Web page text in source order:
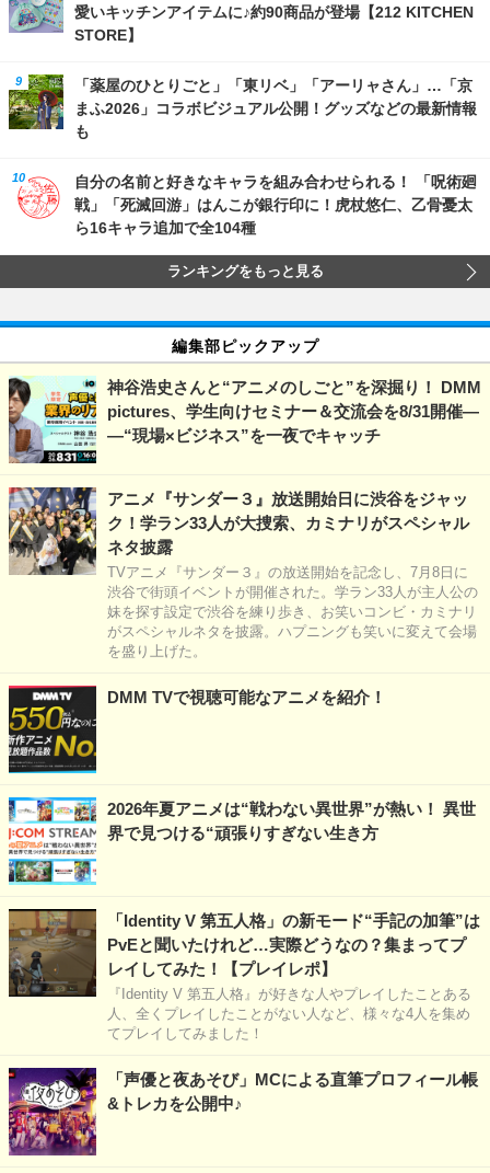
愛いキッチンアイテムに♪約90商品が登場【212 KITCHEN
STORE】
「薬屋のひとりごと」「東リベ」「アーリャさん」…「京
まふ2026」コラボビジュアル公開！グッズなどの最新情報
も
自分の名前と好きなキャラを組み合わせられる！ 「呪術廻
戦」「死滅回游」はんこが銀行印に！虎杖悠仁、乙骨憂太
ら16キャラ追加で全104種
ランキングをもっと見る
編集部ピックアップ
神谷浩史さんと“アニメのしごと”を深掘り！ DMM
pictures、学生向けセミナー＆交流会を8/31開催―
―“現場×ビジネス”を一夜でキャッチ
アニメ『サンダー３』放送開始日に渋谷をジャッ
ク！学ラン33人が大捜索、カミナリがスペシャル
ネタ披露
TVアニメ『サンダー３』の放送開始を記念し、7月8日に
渋谷で街頭イベントが開催された。学ラン33人が主人公の
妹を探す設定で渋谷を練り歩き、お笑いコンビ・カミナリ
がスペシャルネタを披露。ハプニングも笑いに変えて会場
を盛り上げた。
DMM TVで視聴可能なアニメを紹介！
2026年夏アニメは“戦わない異世界”が熱い！ 異世
界で見つける“頑張りすぎない生き方
「Identity V 第五人格」の新モード“手記の加筆”は
PvEと聞いたけれど…実際どうなの？集まってプ
レイしてみた！【プレイレポ】
『Identity V 第五人格』が好きな人やプレイしたことある
人、全くプレイしたことがない人など、様々な4人を集め
てプレイしてみました！
「声優と夜あそび」MCによる直筆プロフィール帳
&トレカを公開中♪